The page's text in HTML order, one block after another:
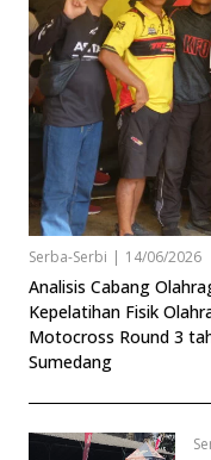
Serba-Serbi | 14/06/2026
Analisis Cabang
Kepelatihan Fisik
Motocross Round 3
Sumedang